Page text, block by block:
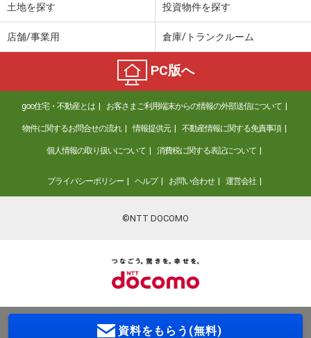
土地を探す 投資物件を探す
店舗/事業用 倉庫/トランクルーム
PC版へ
goo住宅・不動産とは お客さまご利用端末からの情報の外部送信について
物件に関するお問合せの流れ 情報提供元 不動産情報に関する免責事項
個人情報の取り扱いについて 消費税に関する表記について
プライバシーポリシー ヘルプ お問い合わせ 運営会社
©NTT DOCOMO
資料をもらう(無料)